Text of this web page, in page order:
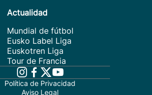
Actualidad
Mundial de fútbol
Eusko Label Liga
Euskotren Liga
Tour de Francia
Política de Privacidad
Aviso Legal